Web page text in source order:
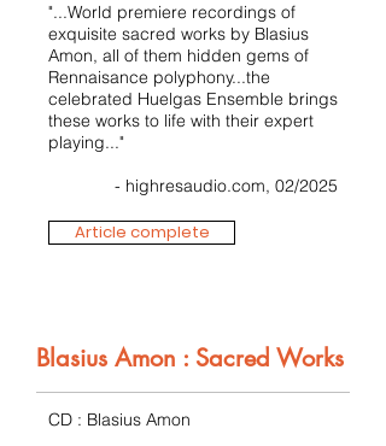
"...World premiere recordings of
exquisite sacred works by Blasius
Amon, all of them hidden gems of
Rennaisance polyphony...the
celebrated Huelgas Ensemble brings
these works to life with their expert
playing..."
- highresaudio.com, 02/2025
Article complete
Blasius Amon : Sacred Works
CD : Blasius Amon